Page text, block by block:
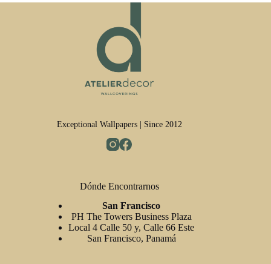
Exceptional Wallpapers | Since 2012
Dónde Encontrarnos
San Francisco
PH The Towers Business Plaza
Local 4 Calle 50 y, Calle 66 Este
San Francisco, Panamá